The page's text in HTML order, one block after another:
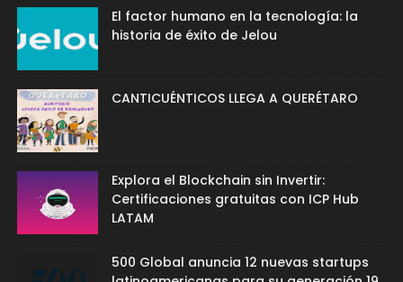
El factor humano en la tecnología: la
historia de éxito de Jelou
CANTICUÉNTICOS LLEGA A QUERÉTARO
Explora el Blockchain sin Invertir:
Certificaciones gratuitas con ICP Hub
LATAM
500 Global anuncia 12 nuevas startups